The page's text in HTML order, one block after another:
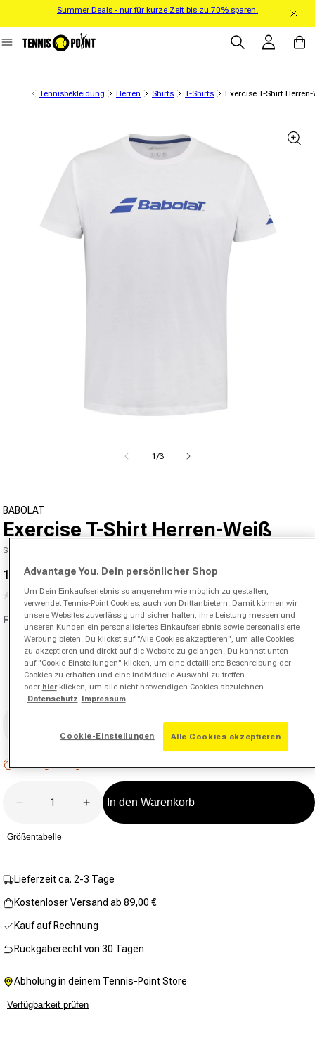
zum Inhalt
Summer Deals - nur für kurze Zeit bis zu 70% sparen.
Einloggen
Tennisbekleidung Herren Shirts T-Shirts Exercise T-Shirt Herren-
1/von
3
BABOLAT
Exercise T-Shirt Herren-Weiß
SKU 00946606391000
Verkaufspreis
17,95 €
Normaler Preis
25,00 €-28%
Kein
Beurteilungswert.
Link
auf
derselben
Seite.
(0)
Farbe:weiß
Größe auswählen
Verringere die Menge für Exercise T-Shirt Herren-
Erhöhe die Menge für Exercise T-Shirt
In den Warenkorb
Größentabelle
Lieferzeit ca. 2-3 Tage
Kostenloser Versand ab 89,00 €
Kauf auf Rechnung
Rückgaberecht von 30 Tagen
Abholung in deinem Tennis-Point Store
Verfügbarkeit prüfen
Advantage You. Dein persönlicher Shop
Um Dein Einkaufserlebnis so angenehm wie möglich zu gestalten,
verwendet Tennis-Point Cookies, auch von Drittanbietern. Damit können wir
unsere Websites zuverlässig und sicher halten, ihre Leistung messen und
unseren Kunden ein personalisiertes Einkaufserlebnis sowie personalisierte
Werbung bieten. Du klickst auf "Alle Cookies akzeptieren", um alle Cookies
zu akzeptieren und direkt auf die Website zu gelangen. Du kannst unten
auf "Cookie-Einstellungen" klicken, um eine detaillierte Beschreibung der
Cookies zu erhalten und eine individuelle Auswahl zu treffen
oder hierklicken, um alle nicht notwendigen Cookies abzulehnen.
Datenschutz Impressum
Cookie-Einstellungen Alle Cookies akzeptieren